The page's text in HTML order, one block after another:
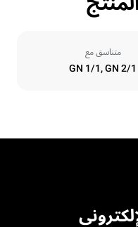
متناسق مع
GN 1/1, GN 2/1